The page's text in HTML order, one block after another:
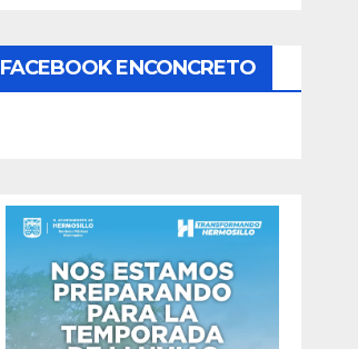
FACEBOOK ENCONCRETO